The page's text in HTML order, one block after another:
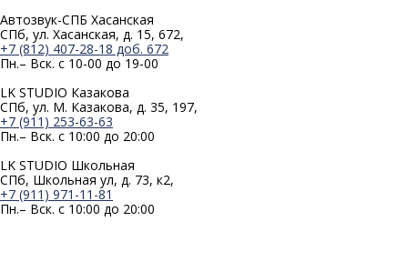
Автозвук-СПБ Хасанская
СПб, ул. Хасанская, д. 15, 672,
+7 (812) 407-28-18 доб. 672
Пн.– Вск. с 10-00 до 19-00
LK STUDIO Казакова
СПб, ул. М. Казакова, д. 35, 197,
+7 (911) 253-63-63
Пн.– Вск. с 10:00 до 20:00
LK STUDIO Школьная
СПб, Школьная ул, д. 73, к2,
+7 (911) 971-11-81
Пн.– Вск. с 10:00 до 20:00